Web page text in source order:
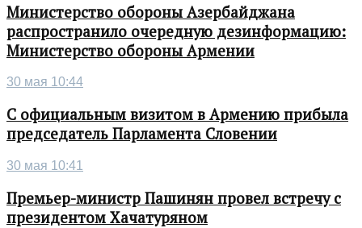
Министерство обороны Азербайджана
распространило очередную дезинформацию:
Министерство обороны Армении
30 мая 10:44
С официальным визитом в Армению прибыла
председатель Парламента Словении
30 мая 10:41
Премьер-министр Пашинян провел встречу с
президентом Хачатуряном